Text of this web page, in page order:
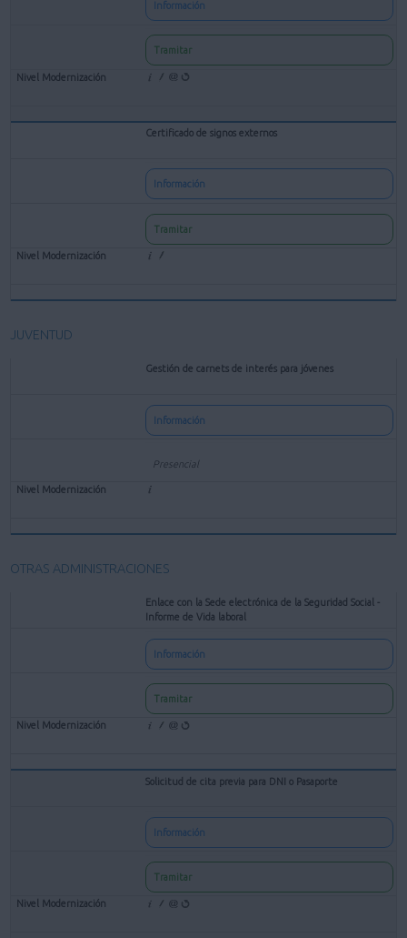
Información
Tramitar
Certificado de signos externos
Información
Tramitar
JUVENTUD
Gestión de carnets de interés para jóvenes
Información
Presencial
OTRAS ADMINISTRACIONES
Enlace con la Sede electrónica de la Seguridad Social -
Informe de Vida laboral
Información
Tramitar
Solicitud de cita previa para DNI o Pasaporte
Información
Tramitar